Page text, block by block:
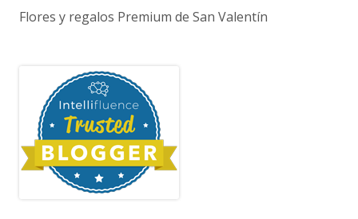
Flores y regalos Premium de San Valentín